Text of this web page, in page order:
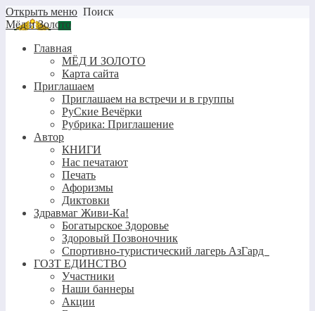
Открыть меню Поиск
Мёд и Золото
Главная
МЁД И ЗОЛОТО
Карта сайта
Приглашаем
Приглашаем на встречи и в группы
РуСкие Вечёрки
Рубрика: Приглашение
Автор
КНИГИ
Нас печатают
Печать
Афоризмы
Диктовки
Здравмаг Живи-Ка!
Богатырское Здоровье
Здоровый Позвоночник
Спортивно-туристический лагерь АзГард
ГОЗТ ЕДИНСТВО
Участники
Наши баннеры
Акции